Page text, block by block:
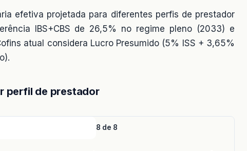
efetiva projetada para diferentes perfis de prestador
IBS+CBS de 26,5% no regime pleno (2033) e
atual considera Lucro Presumido (5% ISS + 3,65%
perfil de prestador
8 de 8